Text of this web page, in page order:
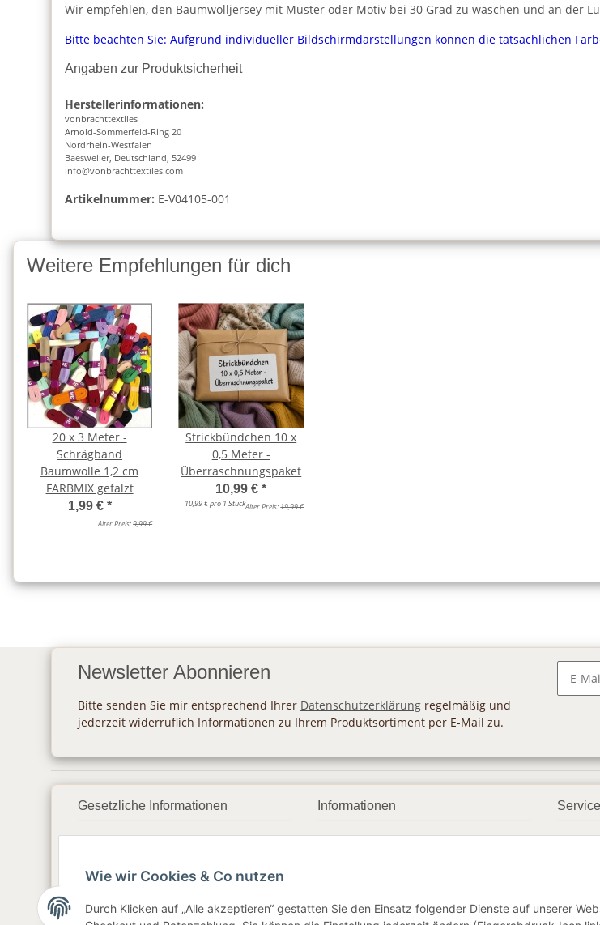
Wir empfehlen, den Baumwolljersey mit Muster oder Motiv bei 30 Grad zu waschen und an der
Bitte beachten Sie: Aufgrund individueller Bildschirmdarstellungen können die tatsächlichen
Angaben zur Produktsicherheit
Herstellerinformationen:
vonbrachttextiles
Arnold-Sommerfeld-Ring 20
Nordrhein-Westfalen
Baesweiler, Deutschland, 52499
info@vonbrachttextiles.com
Artikelnummer: E-V04105-001
Weitere Empfehlungen für dich
20 x 3 Meter -
Schrägband
Baumwolle 1,2 cm
FARBMIX gefalzt
1,99 € *
Alter Preis:9,99 €
Strickbündchen 10 x
0,5 Meter -
Überraschnungspaket
10,99 €*
10,99 € pro 1 StückAlter Preis:19,99 €
Newsletter Abonnieren
Bitte senden Sie mir entsprechend Ihrer Datenschutzerklärung regelmäßig und
jederzeit widerruflich Informationen zu Ihrem Produktsortiment per E-Mail zu.
Gesetzliche Informationen
AGB
Sitemap
Informationen
Newsletter
Service
Wie wir Cookies & Co nutzen
Durch Klicken auf „Alle akzeptieren“ gestatten Sie den Einsatz folgender Dienste auf unserer